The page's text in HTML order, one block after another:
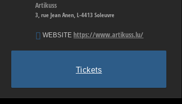
Artikuss
3, rue Jean Anen, L-4413 Soleuvre
WEBSITE https://www.artikuss.lu/
Tickets